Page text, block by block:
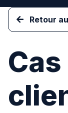
Expertises
Licences
Retour
Cas